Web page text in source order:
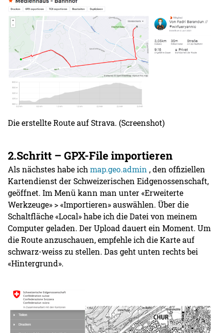
Die erstellte Route auf Strava. (Screenshot)
2.Schritt – GPX-File importieren
Als nächstes habe ichmap.geo.admin , den offiziellen
Kartendienst der Schweizerischen Eidgenossenschaft,
geöffnet. Im Menü kann man unter «Erweiterte
Werkzeuge» > «Importieren» auswählen. Über die
Schaltfläche «Local» habe ich die Datei von meinem
Computer geladen. Der Upload dauert ein Moment. Um
die Route anzuschauen, empfehle ich die Karte auf
schwarz-weiss zu stellen. Das geht unten rechts bei
«Hintergrund».